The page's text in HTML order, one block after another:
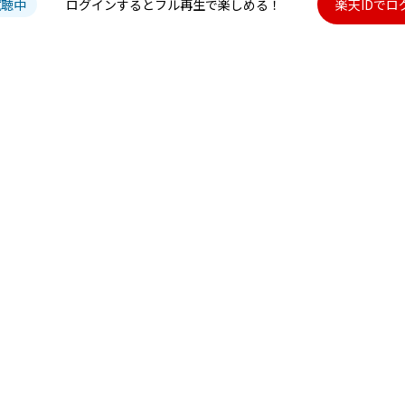
中 ログインするとフル再生で楽しめる！ 楽天IDでロ